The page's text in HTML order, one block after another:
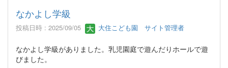
なかよし学級
投稿日時 : 2025/09/05 大住こども園 サイト管理者
なかよし学級がありました。乳児園庭で遊んだりホールで遊
びました。